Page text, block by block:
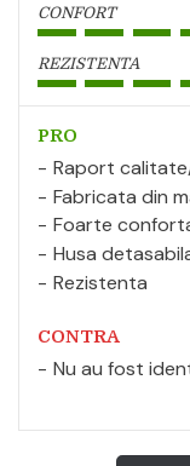
CONFORT
REZISTENTA
PRO
Raport
Fabricata din
Foarte
Husa
Rezistenta
CONTRA
Nu au fost